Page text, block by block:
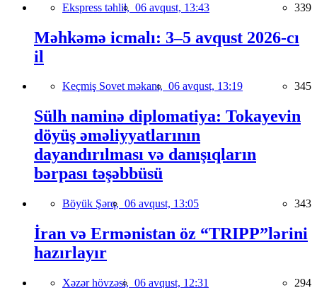
Ekspress təhlil, 06 avqust, 13:43 339
Məhkəmə icmalı: 3–5 avqust 2026-cı
il
Keçmiş Sovet məkanı, 06 avqust, 13:19 345
Sülh naminə diplomatiya: Tokayevin
döyüş əməliyyatlarının
dayandırılması və danışıqların
bərpası təşəbbüsü
Böyük Şərq, 06 avqust, 13:05 343
İran və Ermənistan öz “TRIPP”lərini
hazırlayır
Xəzər hövzəsi, 06 avqust, 12:31 294